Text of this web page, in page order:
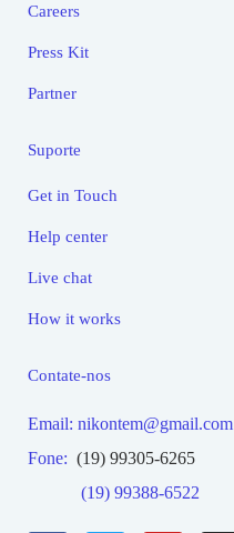
Careers
Press Kit
Partner
Suporte
Get in Touch
Help center
Live chat
How it works
Contate-nos
Email: nikontem@gmail.com
Fone: (19) 99305-6265
(19) 99388-6522